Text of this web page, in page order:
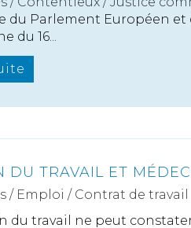
du Parlement Européen et
du 16...
DU TRAVAIL ET
/ Emploi / Contrat de travail
du travail ne peut